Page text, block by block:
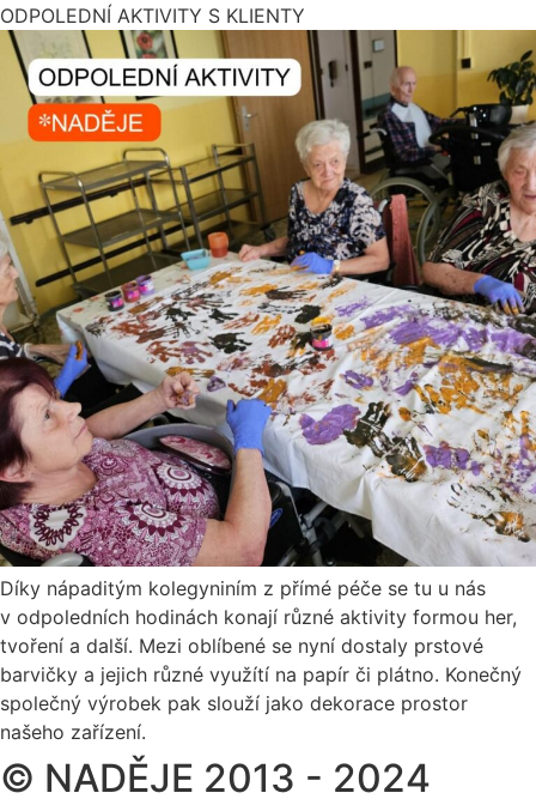
ODPOLEDNÍ AKTIVITY S KLIENTY
Díky nápaditým kolegyniním z přímé péče se tu u nás
v odpoledních hodinách konají různé aktivity formou her,
tvoření a další. Mezi oblíbené se nyní dostaly prstové
barvičky a jejich různé využítí na papír či plátno. Konečný
společný výrobek pak slouží jako dekorace prostor
našeho zařízení.
© NADĚJE 2013 - 2024